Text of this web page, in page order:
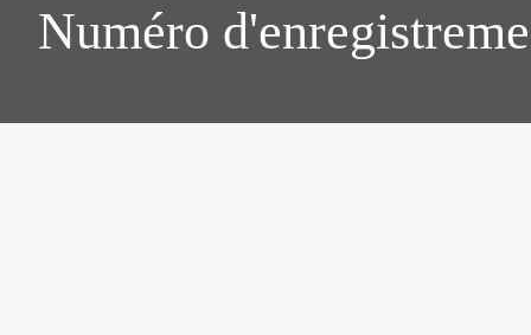
Numéro